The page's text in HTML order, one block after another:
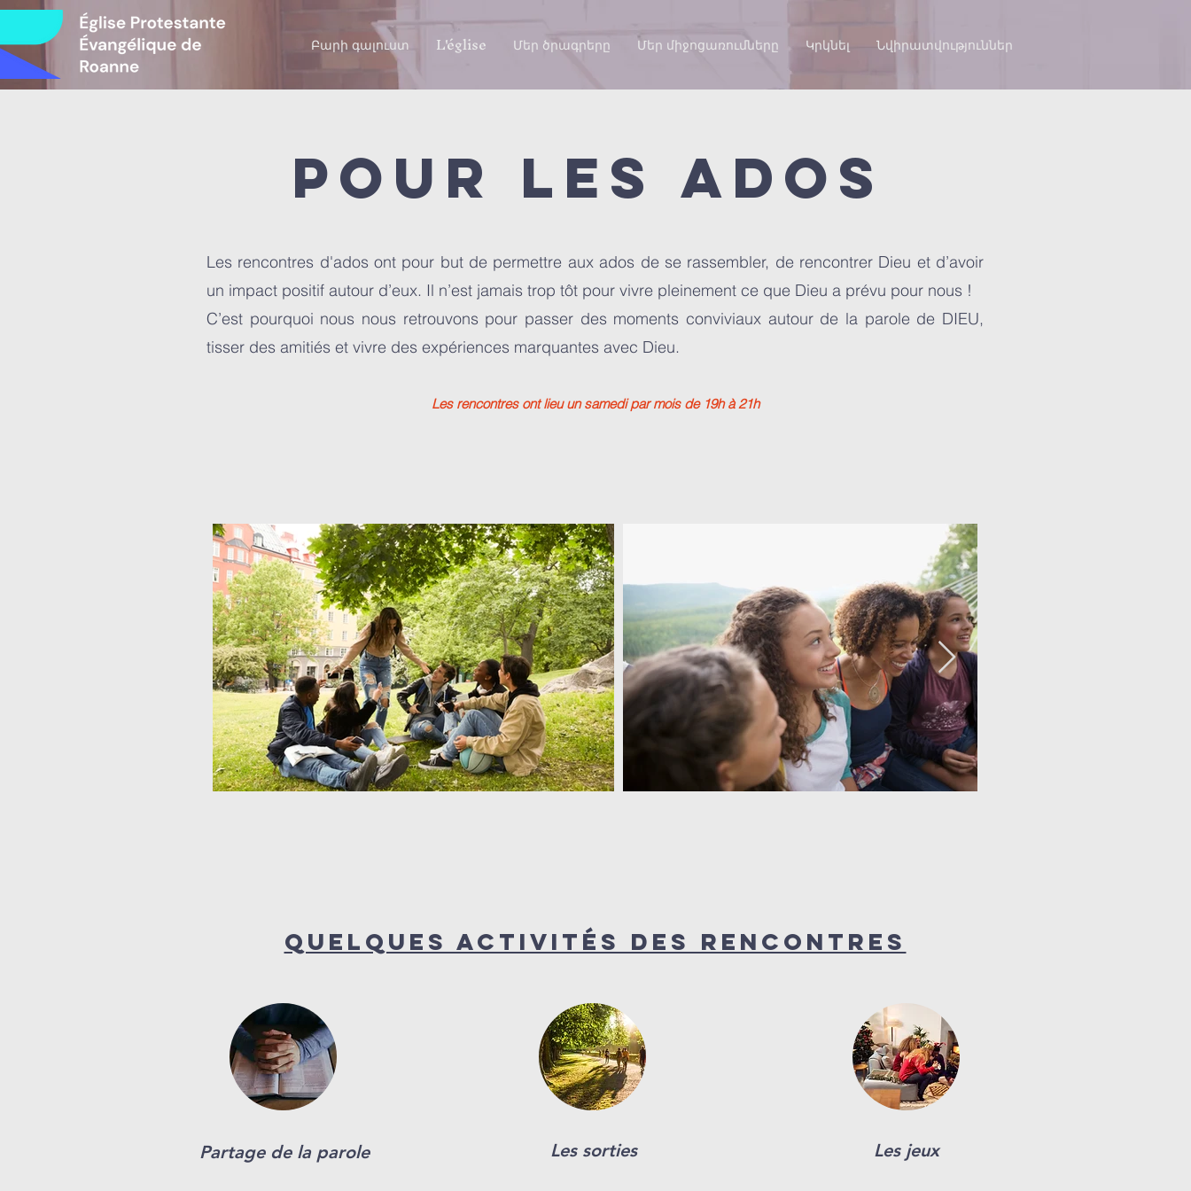
Բարի գալուստ L'église Մեր ծրագրերը Մեր միջոցառումները Կրկնել Նվիրատվություններ
Pour les ados
Les rencontres d'ados ont pour but de permettre aux ados de se rassembler, de rencontrer Dieu et d’avoir
un impact positif autour d’eux. Il n’est jamais trop tôt pour vivre pleinement ce que Dieu a prévu pour nous !
C’est pourquoi nous nous retrouvons pour passer des moments conviviaux autour de la parole de DIEU,
tisser des amitiés et vivre des expériences marquantes avec Dieu.
Les rencontres ont lieu un samedi par mois de 19h à 21h
Quelques activités des rencontres
Partage de la parole Les sorties Les jeux